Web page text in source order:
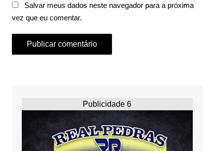
Salvar meus dados neste navegador para a próxima
vez que eu comentar.
Publicidade 6